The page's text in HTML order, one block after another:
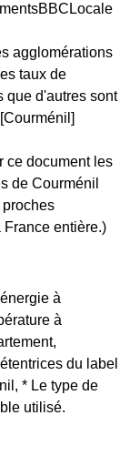
agglomérations
taux de
que d'autres sont
ce document les
de Courménil
entière.)
à
à
du label
* Le type de
utilisé.